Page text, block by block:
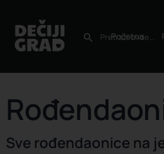
Početna
Sve rođendaonice na